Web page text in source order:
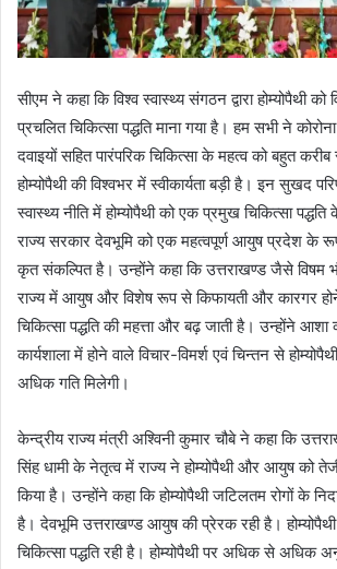
सीएम ने कहा कि विश्व स्वास्थ्य संगठन द्वारा होम्योपैथी
प्रचलित चिकित्सा पद्धति माना गया है। हम सभी ने
दवाइयों सहित पारंपरिक चिकित्सा के महत्व को बहुत
होम्योपैथी की विश्वभर में स्वीकार्यता बड़ी है। इन सुखद
स्वास्थ्य नीति में होम्योपैथी को एक प्रमुख चिकित्सा
राज्य सरकार देवभूमि को एक महत्वपूर्ण आयुष प्रदेश के
कृत संकल्पित है। उन्होंने कहा कि उत्तराखण्ड जैसे विषम
राज्य में आयुष और विशेष रूप से किफायती और कारगर
चिकित्सा पद्धति की महत्ता और बढ़ जाती है। उन्होंने
कार्यशाला में होने वाले विचार-विमर्श एवं चिन्तन से
अधिक गति मिलेगी।
केन्द्रीय राज्य मंत्री अश्विनी कुमार चौबे ने कहा कि
सिंह धामी के नेतृत्व में राज्य ने होम्योपैथी और आयुष को
किया है। उन्होंने कहा कि होम्योपैथी जटिलतम रोगों के
है। देवभूमि उत्तराखण्ड आयुष की प्रेरक रही है। होम्योपैथी
चिकित्सा पद्धति रही है। होम्योपैथी पर अधिक से अधिक